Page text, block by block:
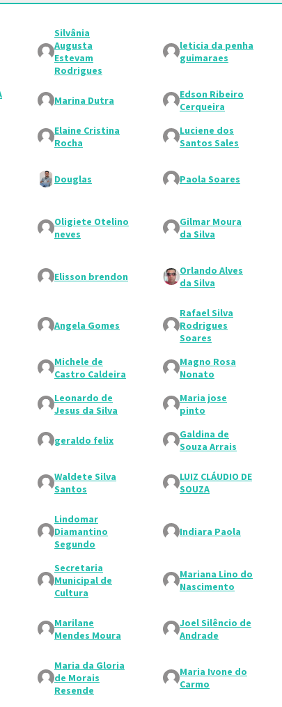
Silvânia
Augusta
Estevam
Rodrigues
leticia da penha
guimaraes
Marina Dutra
Edson Ribeiro
Cerqueira
Elaine Cristina
Rocha
Luciene dos
Santos Sales
Douglas Paola Soares
Oligiete Otelino
neves
Gilmar Moura
da Silva
Elisson brendon
Orlando Alves
da Silva
Angela Gomes
Rafael Silva
Rodrigues
Soares
Michele de
Castro Caldeira
Magno Rosa
Nonato
Leonardo de
Jesus da Silva
Maria jose
pinto
geraldo felix
Galdina de
Souza Arrais
Waldete Silva
Santos
LUIZ CLÁUDIO DE
SOUZA
Lindomar
Diamantino
Segundo
Indiara Paola
Secretaria
Municipal de
Cultura
Mariana Lino do
Nascimento
Marilane
Mendes Moura
Joel Silêncio de
Andrade
Maria da Gloria
de Morais
Resende
Maria Ivone do
Carmo